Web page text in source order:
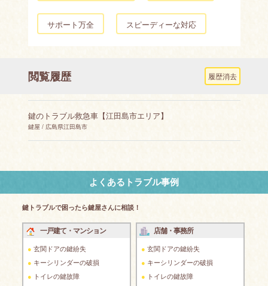
サポート万全 スピーディーな対応
閲覧履歴 履歴消去
鍵のトラブル救急車【江田島市エリア】
鍵屋 / 広島県江田島市
よくあるトラブル事例
鍵トラブルで困ったら鍵屋さんに相談！
一戸建て・マンション
玄関ドアの鍵紛失
キーシリンダーの破損
トイレの鍵故障
店舗・事務所
玄関ドアの鍵紛失
キーシリンダーの破損
トイレの鍵故障